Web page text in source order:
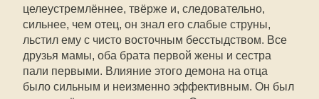
целеустремлённее, твёрже и, следовательно,
сильнее, чем отец, он знал его слабые струны,
льстил ему с чисто восточным бесстыдством. Все
друзья мамы, оба брата первой жены и сестра
пали первыми. Влияние этого демона на отца
было сильным и неизменно эффективным. Он был